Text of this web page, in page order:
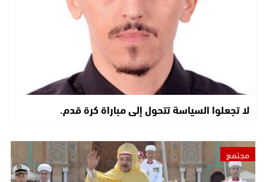
لا تجعلوا السياسة تتحول إلى مباراة كرة قدم.
مجتمع